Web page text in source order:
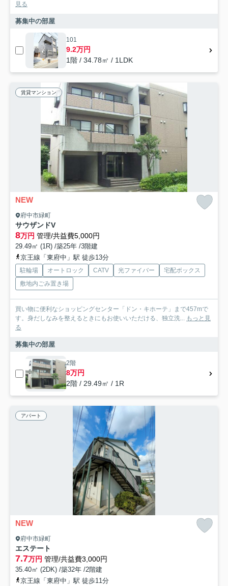
見る
募集中の部屋
101
9.2万円
1階 / 34.78㎡ / 1LDK
賃貸マンション
NEW
府中市緑町
サウザンドV
8万円 管理/共益費5,000円
29.49㎡ (1R) /築25年 /3階建
京王線「東府中」駅 徒歩13分
駐輪場 オートロック CATV 光ファイバー
宅配ボックス
敷地内ごみ置き場
買い物に便利なショッピングセンター「ドン・キホーテ」まで457mで
す。身だしなみを整えるときにもお使いいただける、独立洗... もっと見
る
募集中の部屋
2階
8万円
2階 / 29.49㎡ / 1R
アパート
NEW
府中市緑町
エステート
7.7万円 管理/共益費3,000円
35.40㎡ (2DK) /築32年 /2階建
京王線「東府中」駅 徒歩11分